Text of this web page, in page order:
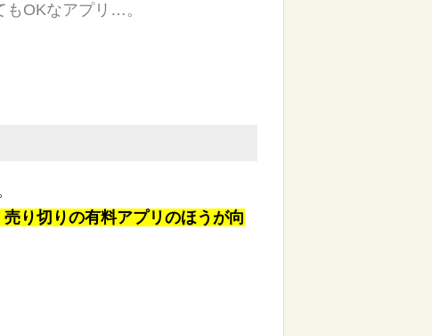
もOKなアプリ…。
り切りの有料アプリのほうが向